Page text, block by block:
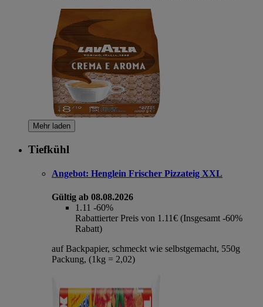
Mehr laden
Tiefkühl
Angebot: Henglein Frischer Pizzateig XXL
Gültig ab 08.08.2026
1.11 -60%
Rabattierter Preis von 1.11€ (Insgesamt -60%
Rabatt)
auf Backpapier, schmeckt wie selbstgemacht, 550g
Packung, (1kg = 2,02)